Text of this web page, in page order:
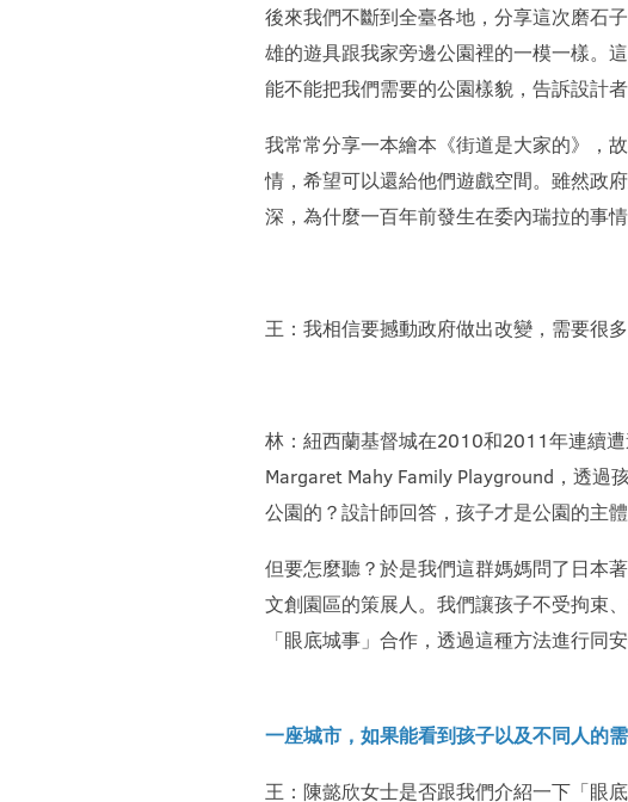
後來我們不斷到全臺各地，分享這次磨石
雄的遊具跟我家旁邊公園裡的一模一樣。
能不能把我們需要的公園樣貌，告訴設計
我常常分享一本繪本《街道是大家的》，
情，希望可以還給他們遊戲空間。雖然政
深，為什麼一百年前發生在委內瑞拉的事
王：我相信要撼動政府做出改變，需要很
林：紐西蘭基督城在2010和2011年連續
Margaret Mahy Family Playground，透過
公園的？設計師回答，孩子才是公園的主
但要怎麼聽？於是我們這群媽媽問了日本
文創園區的策展人。我們讓孩子不受拘束
「眼底城事」合作，透過這種方法進行同安
一座城市，如果能看到孩子以及不同人的
王：陳懿欣女士是否跟我們介紹一下「眼